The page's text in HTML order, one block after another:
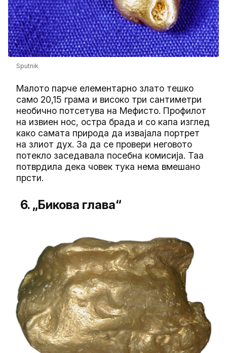
Sputnik
Малото парче елементарно злато тешко
само 20,15 грама и високо три сантиметри
необично потсетува на Мефисто. Профилот
на извиен нос, остра брада и со капа изглед
како самата природа да извајала портрет
на злиот дух. За да се провери неговото
потекло заседавала посебна комисија. Таа
потврдила дека човек тука нема вмешано
прсти.
6. „Бикова глава“